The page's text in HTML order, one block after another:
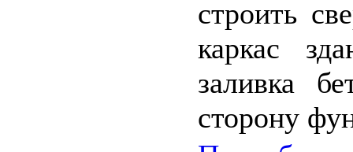
строить
каркас
заливка
сторону